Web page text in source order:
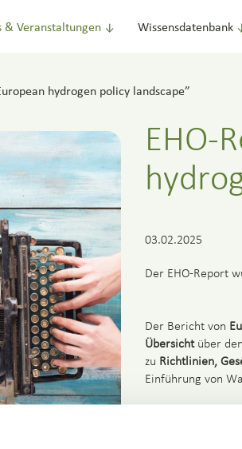
& Veranstaltungen Wissensdatenbank
hydrogen policy landscape”
EHO-
03.02.2025
Der EHO-Report
Der Bericht von
Übersichtüber den
zu Richtlinien,
Einführung von
letzten Bericht